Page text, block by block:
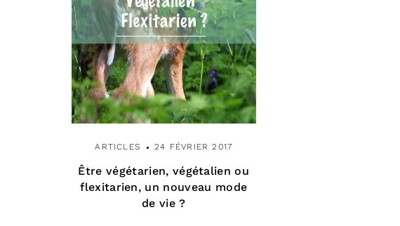
ARTICLES 24 FÉVRIER 2017
Être végétarien, végétalien ou
flexitarien, un nouveau mode
de vie ?